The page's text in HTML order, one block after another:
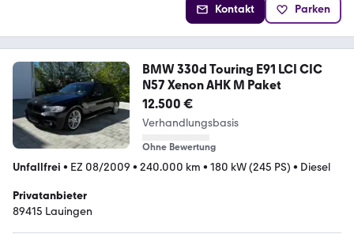
Kontakt Parken
BMW 330d Touring E91 LCI CIC
N57 Xenon AHK M Paket
12.500 €
Verhandlungsbasis
Ohne Bewertung
Unfallfrei • EZ 08/2009 • 240.000 km • 180 kW (245 PS) • Diesel
Privatanbieter
89415 Lauingen